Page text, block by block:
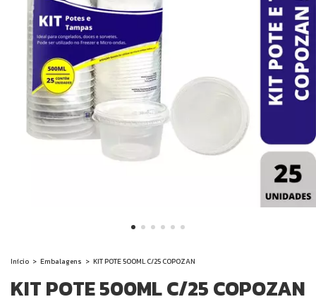
Início > Embalagens > KIT POTE 500ML C/25 COPOZAN
KIT POTE 500ML C/25 COPOZAN